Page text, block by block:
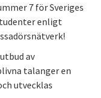
7 för Sveriges
enligt
av
talanger en
utvecklas